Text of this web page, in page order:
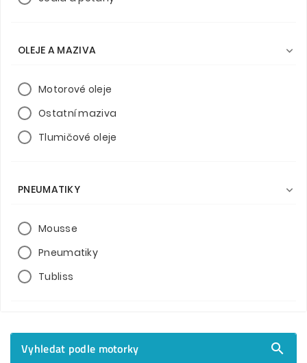
OLEJE A MAZIVA 
Motorové oleje
Ostatní maziva
Tlumičové oleje
PNEUMATIKY 
Mousse
Pneumatiky
Tubliss
Vyhledat podle motorky 